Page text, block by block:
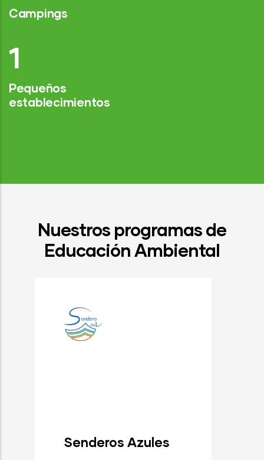
Campings
1
Pequeños
establecimientos
Nuestros programas de
Educación Ambiental
Senderos Azules